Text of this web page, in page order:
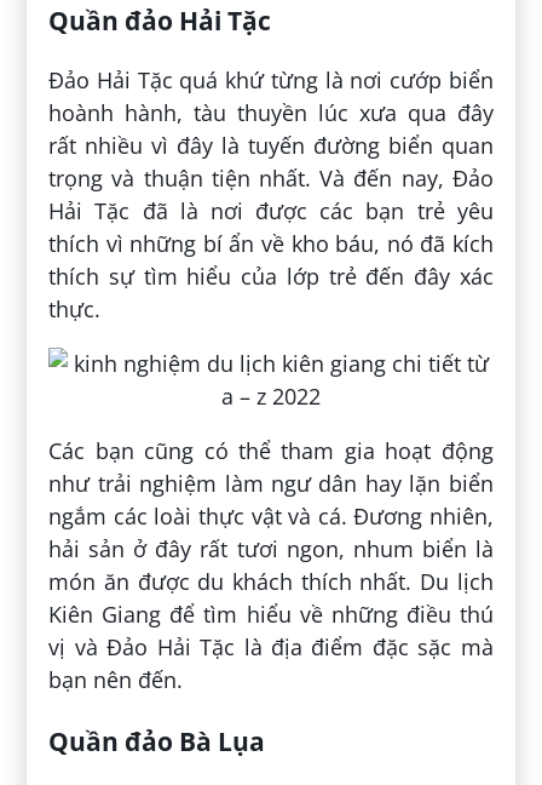
Quần đảo Hải Tặc
Đảo Hải Tặc quá khứ từng là nơi cướp biển
hoành hành, tàu thuyền lúc xưa qua đây
rất nhiều vì đây là tuyến đường biển quan
trọng và thuận tiện nhất. Và đến nay, Đảo
Hải Tặc đã là nơi được các bạn trẻ yêu
thích vì những bí ẩn về kho báu, nó đã kích
thích sự tìm hiểu của lớp trẻ đến đây xác
thực.
Các bạn cũng có thể tham gia hoạt động
như trải nghiệm làm ngư dân hay lặn biển
ngắm các loài thực vật và cá. Đương nhiên,
hải sản ở đây rất tươi ngon, nhum biển là
món ăn được du khách thích nhất. Du lịch
Kiên Giang để tìm hiểu về những điều thú
vị và Đảo Hải Tặc là địa điểm đặc sặc mà
bạn nên đến.
Quần đảo Bà Lụa